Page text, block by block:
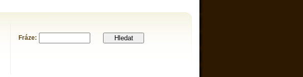
Fráze: Hledat